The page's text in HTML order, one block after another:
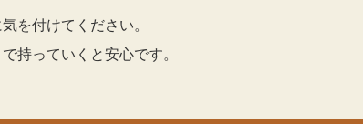
を付けてください。
持っていくと安心です。